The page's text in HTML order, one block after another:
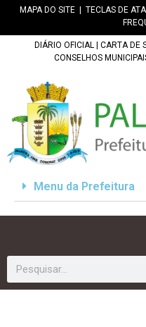
MAPA DO SITE TECLAS DE
DIÁRIO OFICIAL CARTA DE
CONSELHOS
Menu da Prefeitura